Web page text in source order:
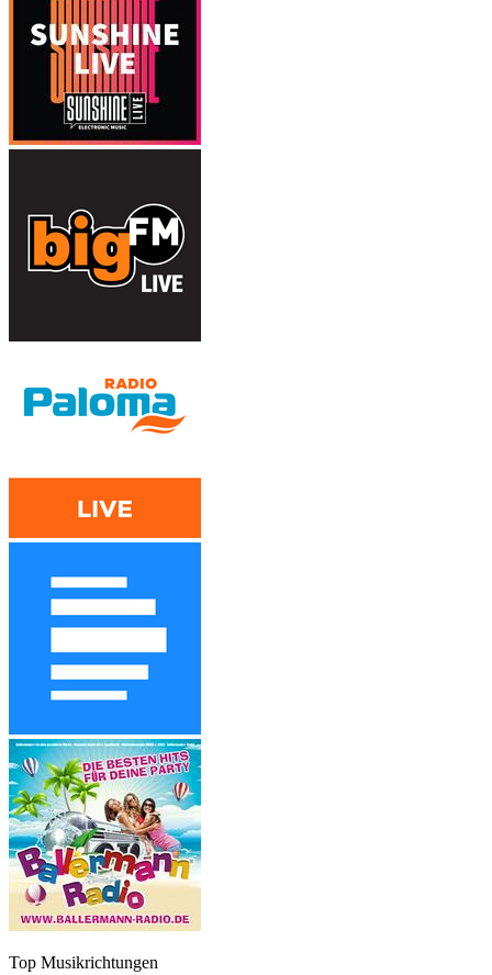
Top Musikrichtungen